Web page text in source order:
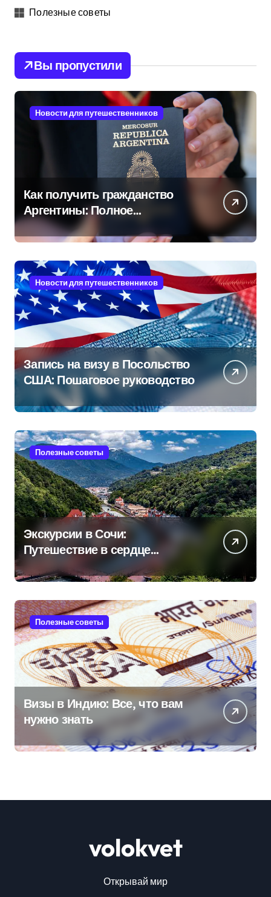
Полезные советы
Вы пропустили
Новости для путешественников
Как получить гражданство
Аргентины: Полное
руководство
Новости для путешественников
Запись на визу в Посольство
США: Пошаговое руководство
Полезные советы
Экскурсии в Сочи:
Путешествие в сердце
Черноморского курорта
Полезные советы
Визы в Индию: Все, что вам
нужно знать
volokvet
Открывай мир